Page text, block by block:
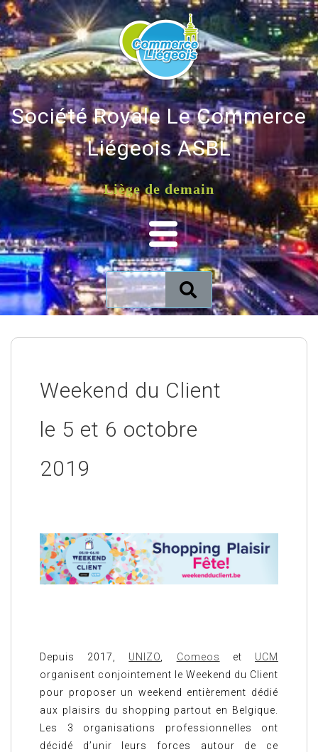
Société Royale Le Commerce
Liégeois ASBL
Liège de demain
Weekend du Client
le 5 et 6 octobre
2019
Depuis 2017, UNIZO Comeos et UCM
organisent conjointement le Weekend du Client
pour proposer un weekend entièrement dédié
aux plaisirs du shopping partout en Belgique.
Les 3 organisations professionnelles ont
décidé d’unir leurs forces autour de ce